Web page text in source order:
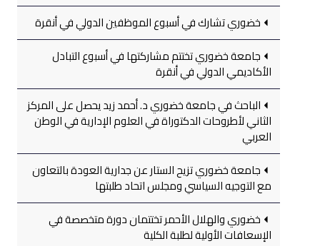
خضوري تشارك في أسبوع الموظفين الدولي في أنقرة
جامعة خضوري تختتم مشاركتها في أسبوع التبادل
الأكاديمي الدولي في أنقرة
الباحث في جامعة خضوري د. أحمد زيد يحصل على المركز
الثاني لأطروحات الدكتوراة في العلوم الإدارية في الوطن
العربي
جامعة خضوري تزيح الستار عن جدارية العودة بالتعاون
مع التوجيه السياسي ومجلس اتحاد طلبتها
خضوري والهلال الأحمر تختتمان دورة متخصصة في
الإسعافات الأولية لطلبة الكلية